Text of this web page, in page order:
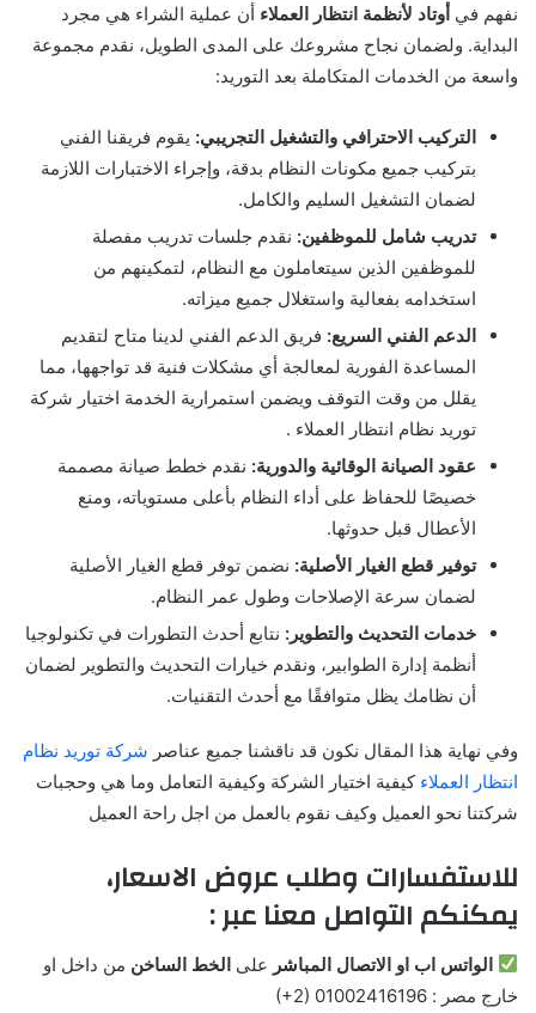
نفهم في أوتاد لأنظمة انتظار العملاء أن عملية الشراء هي مجرد
البداية. ولضمان نجاح مشروعك على المدى الطويل، نقدم مجموعة
واسعة من الخدمات المتكاملة بعد التوريد:
التركيب الاحترافي والتشغيل التجريبي: يقوم فريقنا الفني
بتركيب جميع مكونات النظام بدقة، وإجراء الاختبارات اللازمة
لضمان التشغيل السليم والكامل.
تدريب شامل للموظفين: نقدم جلسات تدريب مفصلة
للموظفين الذين سيتعاملون مع النظام، لتمكينهم من
استخدامه بفعالية واستغلال جميع ميزاته.
الدعم الفني السريع: فريق الدعم الفني لدينا متاح لتقديم
المساعدة الفورية لمعالجة أي مشكلات فنية قد تواجهها، مما
يقلل من وقت التوقف ويضمن استمرارية الخدمة اختيار شركة
توريد نظام انتظار العملاء .
عقود الصيانة الوقائية والدورية: نقدم خطط صيانة مصممة
خصيصًا للحفاظ على أداء النظام بأعلى مستوياته، ومنع
الأعطال قبل حدوثها.
توفير قطع الغيار الأصلية: نضمن توفر قطع الغيار الأصلية
لضمان سرعة الإصلاحات وطول عمر النظام.
خدمات التحديث والتطوير: نتابع أحدث التطورات في تكنولوجيا
أنظمة إدارة الطوابير، ونقدم خيارات التحديث والتطوير لضمان
أن نظامك يظل متوافقًا مع أحدث التقنيات.
وفي نهاية هذا المقال نكون قد ناقشنا جميع عناصر شركة توريد نظام
انتظار العملاء كيفية اختيار الشركة وكيفية التعامل وما هي وحجبات
شركتنا نحو العميل وكيف نقوم بالعمل من اجل راحة العميل
للاستفسارات وطلب عروض الاسعار،
يمكنكم التواصل معنا عبر :
الواتس اب او الاتصال المباشر علىالخط الساخن من داخل او
خارج مصر : ‎(+2) 01002416196